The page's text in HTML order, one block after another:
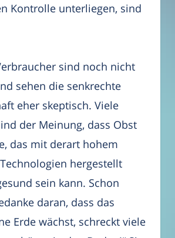
Kontrolle unterliegen, sind
sind noch nicht
sehen die senkrechte
eher skeptisch. Viele
der Meinung, dass Obst
das mit derart hohem
hergestellt
sein kann. Schon
daran, dass das
Erde wächst, schreckt viele